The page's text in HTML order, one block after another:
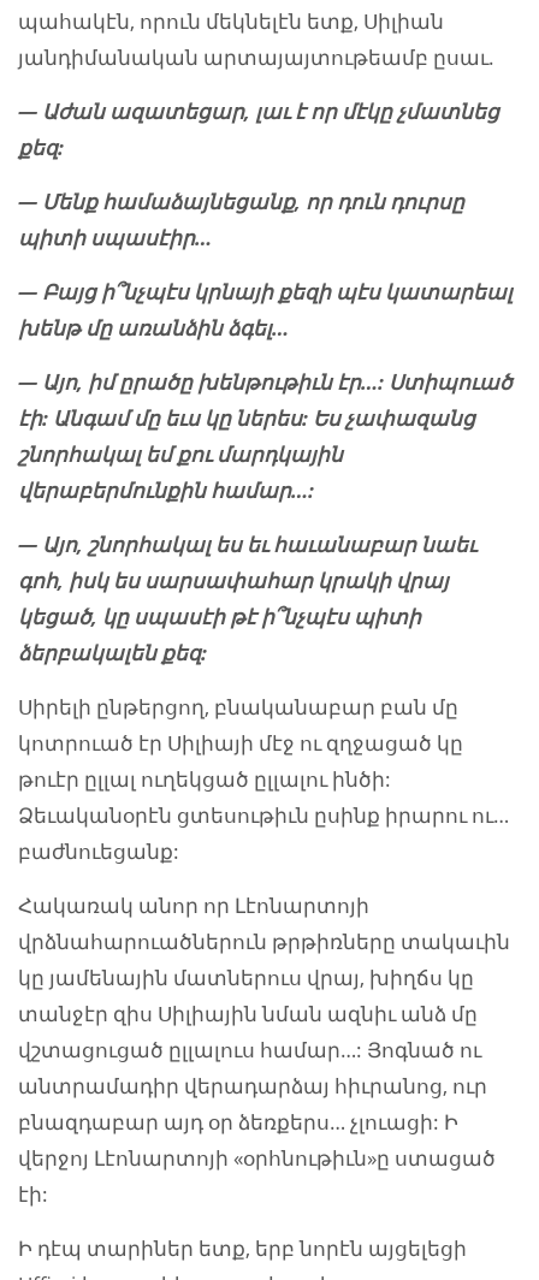
պահակէն, որուն մեկնելէն ետք, Սիլիան
յանդիմանական արտայայտութեամբ ըսաւ.
— Աժան ազատեցար, լաւ է որ մէկը չմատնեց
քեզ:
— Մենք համաձայնեցանք, որ դուն դուրսը
պիտի սպասէիր…
— Բայց ի՞նչպէս կրնայի քեզի պէս կատարեալ
խենթ մը առանձին ձգել…
— Այո, իմ ըրածը խենթութիւն էր…: Ստիպուած
էի: Անգամ մը եւս կը ներես: Ես չափազանց
շնորհակալ եմ քու մարդկային
վերաբերմունքին համար…:
— Այո, շնորհակալ ես եւ հաւանաբար նաեւ
գոհ, իսկ ես սարսափահար կրակի վրայ
կեցած, կը սպասէի թէ ի՞նչպէս պիտի
ձերբակալեն քեզ:
Սիրելի ընթերցող, բնականաբար բան մը
կոտրուած էր Սիլիայի մէջ ու զղջացած կը
թուէր ըլլալ ուղեկցած ըլլալու ինծի:
Ձեւականօրէն ցտեսութիւն ըսինք իրարու ու…
բաժնուեցանք:
Հակառակ անոր որ Լէոնարտոյի
վրձնահարուածներուն թրթիռները տակաւին
կը յամենային մատներուս վրայ, խիղճս կը
տանջէր զիս Սիլիային նման ազնիւ անձ մը
վշտացուցած ըլլալուս համար…: Յոգնած ու
անտրամադիր վերադարձայ հիւրանոց, ուր
բնազդաբար այդ օր ձեռքերս… չլուացի: Ի
վերջոյ Լէոնարտոյի «օրհնութիւն»ը ստացած
էի:
Ի դէպ տարիներ ետք, երբ նորէն այցելեցի